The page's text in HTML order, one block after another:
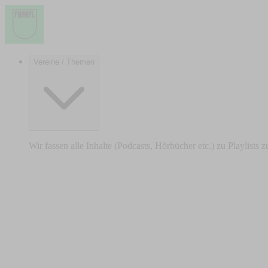
Vereine / Themen
Wir fassen alle Inhalte (Podcasts, Hörbücher etc.) zu Playlists